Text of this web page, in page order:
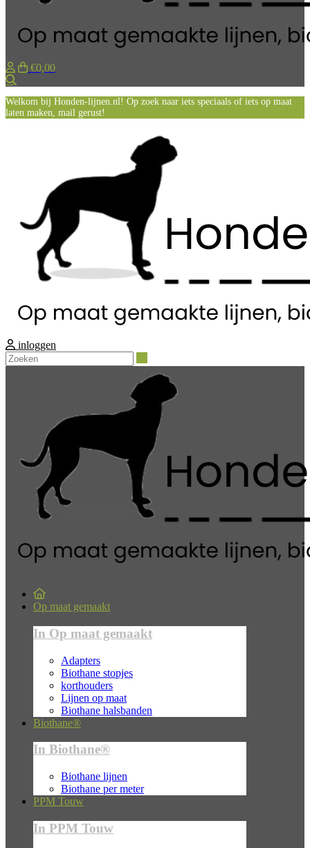
€0,00
Welkom bij Honden-lijnen.nl! Op zoek naar iets speciaals of iets op maat
laten maken, mail gerust!
inloggen
Op maat gemaakt
In Op maat gemaakt
Adapters
Biothane stopjes
korthouders
Lijnen op maat
Biothane halsbanden
Biothane®
In Biothane®
Biothane lijnen
Biothane per meter
PPM Touw
In PPM Touw